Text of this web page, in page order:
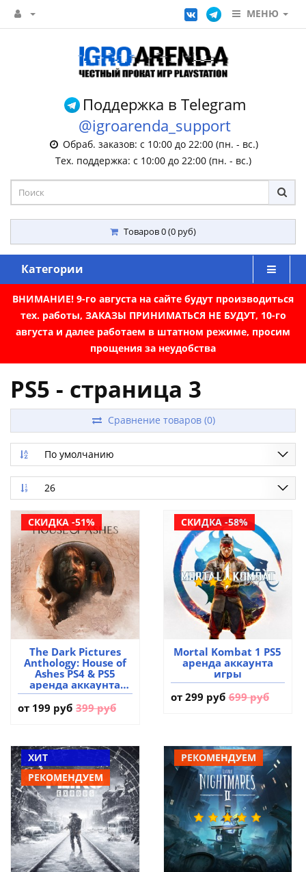
МЕНЮ
Поддержка в Telegram
@igroarenda_support
Обраб. заказов: с 10:00 до 22:00 (пн. - вс.)
Тех. поддержка: с 10:00 до 22:00 (пн. - вс.)
Товаров 0 (0 руб)
Категории
ВНИМАНИЕ! 9-го августа на сайте будут производиться
тех. работы, ЗАКАЗЫ ПРИНИМАТЬСЯ НЕ БУДУТ, 10-го
августа и далее работаем в штатном режиме, просим
прощения за неудобства
PS5 - страница 3
Сравнение товаров (0)
По умолчанию
26
СКИДКА -51%
The Dark Pictures
Anthology: House of
Ashes PS4 & PS5
аренда аккаунта
игры
от 199 руб 399 руб
СКИДКА -58%
Mortal Kombat 1 PS5
аренда аккаунта
игры
от 299 руб 699 руб
ХИТ
РЕКОМЕНДУЕМ
РЕКОМЕНДУЕМ